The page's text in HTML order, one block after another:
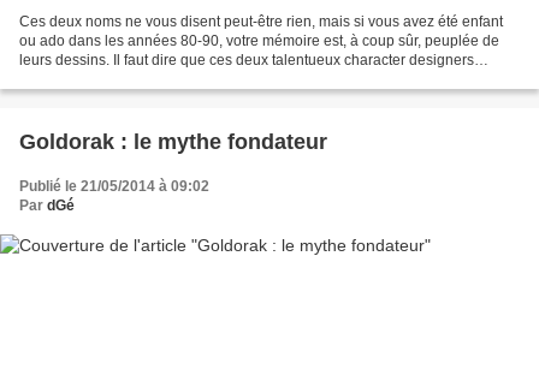
Ces deux noms ne vous disent peut-être rien, mais si vous avez été enfant
ou ado dans les années 80-90, votre mémoire est, à coup sûr, peuplée de
leurs dessins. Il faut dire que ces deux talentueux character designers
Goldorak : le mythe fondateur
Publié le 21/05/2014 à 09:02
Par dGé